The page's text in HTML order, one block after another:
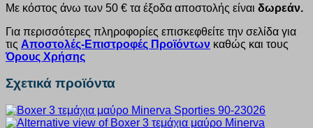
Με κόστος άνω των 50 € τα έξοδα αποστολής είναι δωρεάν.
Για περισσότερες πληροφορίες επισκεφθείτε την σελίδα για
τις Αποστολές-Επιστροφές Προϊόντων καθώς και τους
Όρους Χρήσης
Σχετικά προϊόντα